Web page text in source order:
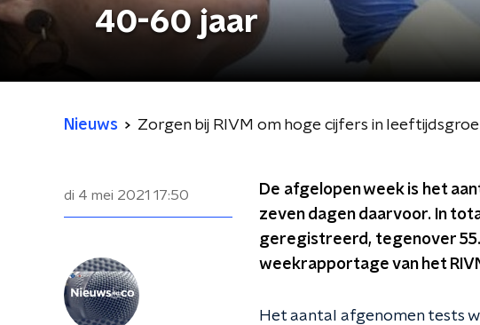
40-60 jaar
Nieuws Zorgen bij RIVM om hoge cijfers in
di 4 mei 2021 17:50
De afgelopen week is het
zeven dagen daarvoor. In
geregistreerd, tegenover
weekrapportage van het
Het aantal afgenomen tests